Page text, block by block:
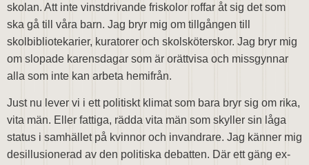
skolan. Att inte vinstdrivande friskolor roffar åt sig det som
ska gå till våra barn. Jag bryr mig om tillgången till
skolbibliotekarier, kuratorer och skolsköterskor. Jag bryr mig
om slopade karensdagar som är orättvisa och missgynnar
alla som inte kan arbeta hemifrån.
Just nu lever vi i ett politiskt klimat som bara bryr sig om rika,
vita män. Eller fattiga, rädda vita män som skyller sin låga
status i samhället på kvinnor och invandrare. Jag känner mig
desillusionerad av den politiska debatten. Där ett gäng ex-